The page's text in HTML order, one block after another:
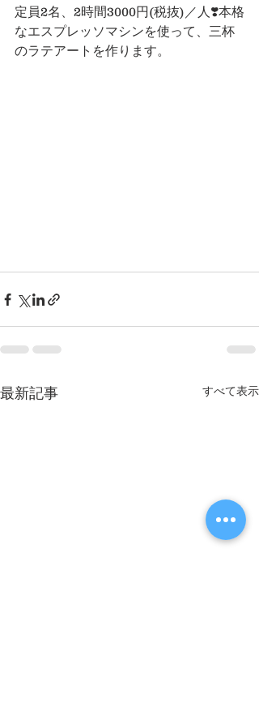
定員2名、2時間3000円(税抜)／人❣️本格
なエスプレッソマシンを使って、三杯
のラテアートを作ります。
最新記事 すべて表示